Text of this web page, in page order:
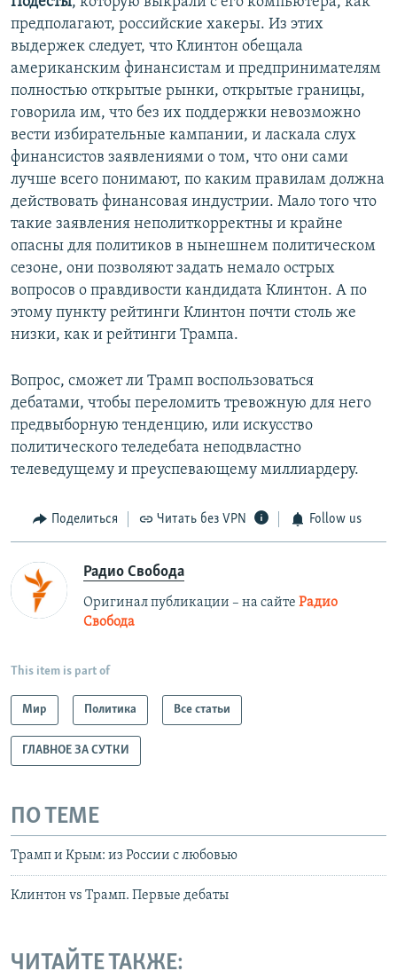
предполагают, российские хакеры. Из этих
выдержек следует, что Клинтон обещала
американским финансистам и предпринимателям
полностью открытые рынки, открытые границы,
говорила им, что без их поддержки невозможно
вести избирательные кампании, и ласкала слух
финансистов заявлениями о том, что они сами
лучше всего понимают, по каким правилам должна
действовать финансовая индустрии. Мало того что
такие заявления неполиткорректны и крайне
опасны для политиков в нынешнем политическом
сезоне, они позволяют задать немало острых
вопросов о правдивости кандидата Клинтон. А по
этому пункту рейтинги Клинтон почти столь же
низки, как и рейтинги Трампа.
Вопрос, сможет ли Трамп воспользоваться
дебатами, чтобы переломить тревожную для него
предвыборную тенденцию, или искусство
политического теледебата неподвластно
телеведущему и преуспевающему миллиардеру.
Поделиться Читать без VPN Follow us
Радио Свобода
Оригинал публикации – на сайте Радио
Свобода
This item is part of
Мир Политика Все статьи
ГЛАВНОЕ ЗА СУТКИ
ПО ТЕМЕ
Трамп и Крым: из России с любовью
Клинтон vs Трамп. Первые дебаты
ЧИТАЙТЕ ТАКЖЕ: